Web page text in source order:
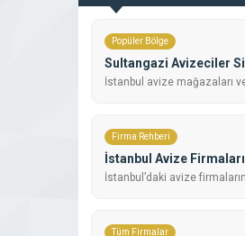
Popüler Bölge
Sultangazi Avizeciler
İstanbul avize mağazaları
Firma Rehberi
İstanbul Avize Firmaları
İstanbul’daki avize
Tüm Firmalar